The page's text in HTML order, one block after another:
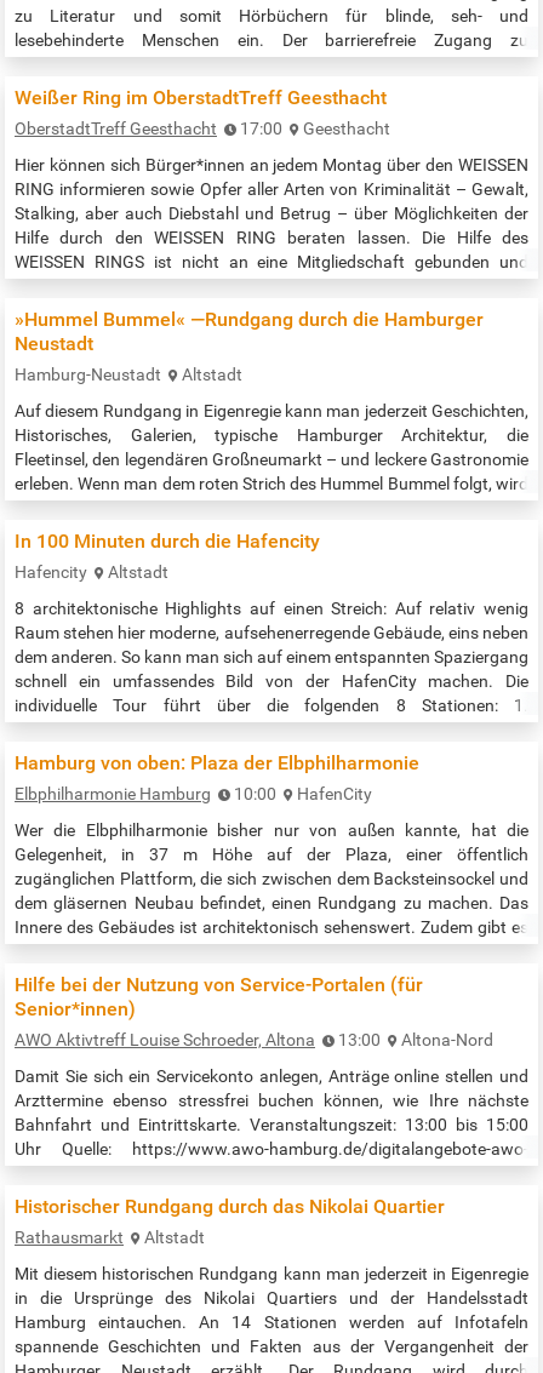
zu Literatur und somit Hörbüchern für blinde, seh- und
lesebehinderte Menschen ein. Der barrierefreie Zugang zu
kurz »DAISY« gewährleistet. Der Verleih der Hörbücher ist kostenlos!
Telefonische Info/Beratung: montags bis donnerstags: 8:00 bis
16:00 Uhr,…
Weißer Ring im OberstadtTreff Geesthacht
OberstadtTreff Geesthacht 17:00
Geesthacht
Hier können sich Bürger*innen an jedem Montag über den WEISSEN
RING informieren sowie Opfer aller Arten von Kriminalität – Gewalt,
Stalking, aber auch Diebstahl und Betrug – über Möglichkeiten der
Hilfe durch den WEISSEN RING beraten lassen. Die Hilfe des
WEISSEN RINGS ist nicht an eine Mitgliedschaft gebunden und
sind an die Schweigepflicht gebunden. Veranstaltungszeit: 17:00 bis
19:00…
»Hummel Bummel« —Rundgang durch die Hamburger
Neustadt
Hamburg-Neustadt
Altstadt
Auf diesem Rundgang in Eigenregie kann man jederzeit Geschichten,
Historisches, Galerien, typische Hamburger Architektur, die
Fleetinsel, den legendären Großneumarkt – und leckere Gastronomie
erleben. Wenn man dem roten Strich des Hummel Bummel folgt, wird
aufregende Quartier der Hamburger Neustadt. Diese müsste
eigentlich Hamburger Altstadt heißen, denn hier am Hafenrand ist
die…
In 100 Minuten durch die Hafencity
Hafencity
Altstadt
8 architektonische Highlights auf einen Streich: Auf relativ wenig
Raum stehen hier moderne, aufsehenerregende Gebäude, eins neben
dem anderen. So kann man sich auf einem entspannten Spaziergang
schnell ein umfassendes Bild von der HafenCity machen. Die
individuelle Tour führt über die folgenden 8 Stationen: 1.
Tower 5. Hamburg Cruise Center HafenCity 6. Sumatrakontor 7.
25hours Hotel…
Hamburg von oben: Plaza der Elbphilharmonie
Elbphilharmonie Hamburg 10:00
HafenCity
Wer die Elbphilharmonie bisher nur von außen kannte, hat die
Gelegenheit, in 37 m Höhe auf der Plaza, einer öffentlich
zugänglichen Plattform, die sich zwischen dem Backsteinsockel und
dem gläsernen Neubau befindet, einen Rundgang zu machen. Das
Innere des Gebäudes ist architektonisch sehenswert. Zudem gibt es
entdecken. Durch sich selbst öffnende Glastüren beim Herannahen
geht es dann durch…
Hilfe bei der Nutzung von Service-Portalen (für
Senior*innen)
AWO Aktivtreff Louise Schroeder, Altona 13:00
Altona-Nord
Damit Sie sich ein Servicekonto anlegen, Anträge online stellen und
Arzttermine ebenso stressfrei buchen können, wie Ihre nächste
Bahnfahrt und Eintrittskarte. Veranstaltungszeit: 13:00 bis 15:00
Uhr Quelle: https://www.awo-hamburg.de/digitalangebote-awo-
Historischer Rundgang durch das Nikolai Quartier
Rathausmarkt
Altstadt
Mit diesem historischen Rundgang kann man jederzeit in Eigenregie
in die Ursprünge des Nikolai Quartiers und der Handelsstadt
Hamburg eintauchen. An 14 Stationen werden auf Infotafeln
spannende Geschichten und Fakten aus der Vergangenheit der